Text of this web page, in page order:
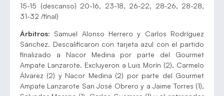
15-15 (descanso) 20-16, 23-18, 26-22, 28-26, 28-28,
31-32 /final)
Árbitros: Samuel Alonso Herrero y Carlos Rodríguez
Sánchez. Descalificaron con tarjeta azul con el partido
finalizado a Nacor Medina por parte del Gourmet
Ampate Lanzarote. Excluyeron a Luis Morín (2), Carmelo
Álvarez (2) y Nacor Medina (2) por parte del Gourmet
Ampate Lanzarote San José Obrero y a Jaime Torres (1),